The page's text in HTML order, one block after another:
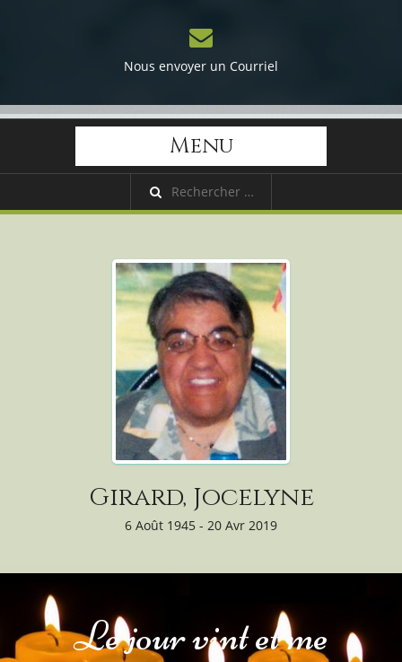
Nous envoyer un Courriel
Menu
Girard, Jocelyne
6 Août 1945 - 20 Avr 2019
Le jour vint et me